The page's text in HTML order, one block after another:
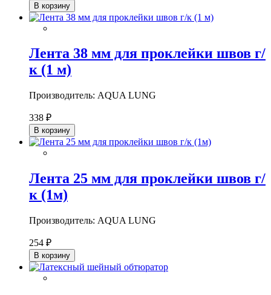
В корзину
Лента 38 мм для проклейки швов г/
к (1 м)
Производитель: AQUA LUNG
338 ₽
В корзину
Лента 25 мм для проклейки швов г/
к (1м)
Производитель: AQUA LUNG
254 ₽
В корзину